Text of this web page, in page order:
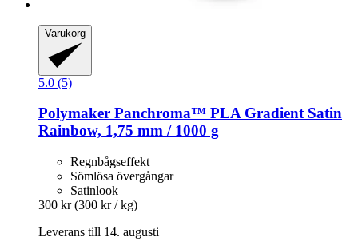
Varukorg
5.0 (5)
Polymaker Panchroma™ PLA Gradient Satin
Rainbow, 1,75 mm / 1000 g
Regnbågseffekt
Sömlösa övergångar
Satinlook
300 kr (300 kr / kg)
Leverans till 14. augusti